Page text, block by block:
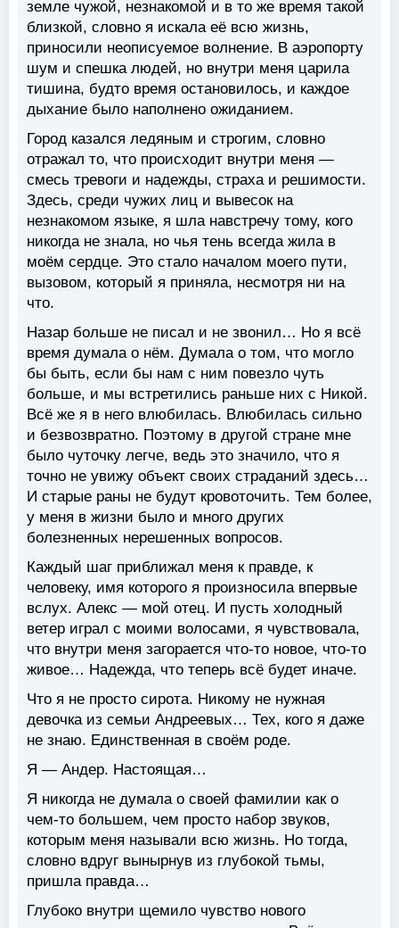
земле чужой, незнакомой и в то же время такой
близкой, словно я искала её всю жизнь,
приносили неописуемое волнение. В аэропорту
шум и спешка людей, но внутри меня царила
тишина, будто время остановилось, и каждое
дыхание было наполнено ожиданием.
Город казался ледяным и строгим, словно
отражал то, что происходит внутри меня —
смесь тревоги и надежды, страха и решимости.
Здесь, среди чужих лиц и вывесок на
незнакомом языке, я шла навстречу тому, кого
никогда не знала, но чья тень всегда жила в
моём сердце. Это стало началом моего пути,
вызовом, который я приняла, несмотря ни на
что.
Назар больше не писал и не звонил… Но я всё
время думала о нём. Думала о том, что могло
бы быть, если бы нам с ним повезло чуть
больше, и мы встретились раньше них с Никой.
Всё же я в него влюбилась. Влюбилась сильно
и безвозвратно. Поэтому в другой стране мне
было чуточку легче, ведь это значило, что я
точно не увижу объект своих страданий здесь…
И старые раны не будут кровоточить. Тем более,
у меня в жизни было и много других
болезненных нерешенных вопросов.
Каждый шаг приближал меня к правде, к
человеку, имя которого я произносила впервые
вслух. Алекс — мой отец. И пусть холодный
ветер играл с моими волосами, я чувствовала,
что внутри меня загорается что-то новое, что-то
живое… Надежда, что теперь всё будет иначе.
Что я не просто сирота. Никому не нужная
девочка из семьи Андреевых… Тех, кого я даже
не знаю. Единственная в своём роде.
Я — Андер. Настоящая…
Я никогда не думала о своей фамилии как о
чем-то большем, чем просто набор звуков,
которым меня называли всю жизнь. Но тогда,
словно вдруг вынырнув из глубокой тьмы,
пришла правда…
Глубоко внутри щемило чувство нового